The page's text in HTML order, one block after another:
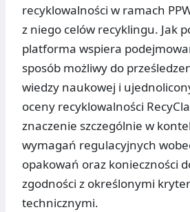
recyklowalności w ramach
z niego celów recyklingu. Jak
platforma wspiera
sposób możliwy do
wiedzy naukowej i
oceny recyklowalności
znaczenie szczególnie w
wymagań regulacyjnych
opakowań oraz konieczności
zgodności z określonymi
technicznymi.